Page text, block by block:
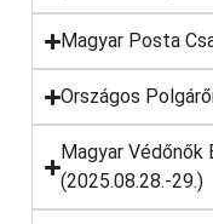
Magyar Posta
Országos
Magyar
(2025.08.28.-29.)